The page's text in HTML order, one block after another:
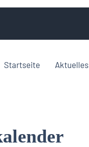
Startseite Aktuelles